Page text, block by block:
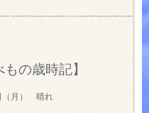
の歳時記】
（月） 晴れ